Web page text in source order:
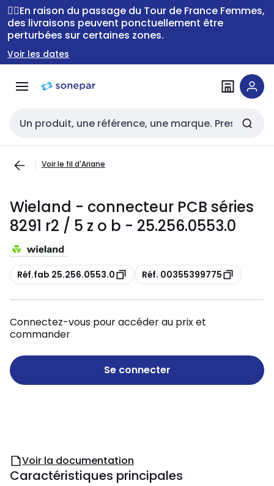
Passer à la
navigation
Passer
au
contenu
🚴‍♂️En raison du passage du Tour de France Femmes,
des livraisons peuvent ponctuellement être
perturbées sur certaines zones.
Voir les dates
Entrée de recherche
Voir le fil d'Ariane
Wieland - connecteur PCB séries
8291 r2 / 5 z o b - 25.256.0553.0
Copie
Réf.fab 25.256.0553.0 Copie
Réf. 00355399775
Connectez-vous pour accéder au prix et
commander
Se connecter
Voir la documentation
Caractéristiques principales